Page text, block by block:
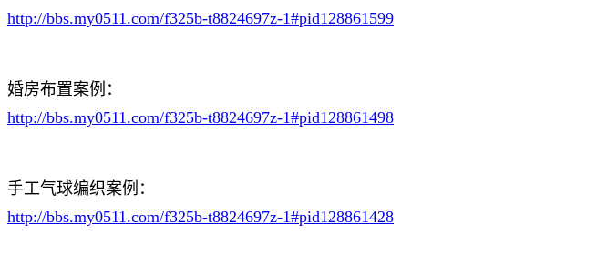
http://bbs.my0511.com/f325b-t8824697z-1#pid128861599
婚房布置案例：
http://bbs.my0511.com/f325b-t8824697z-1#pid128861498
手工气球编织案例：
http://bbs.my0511.com/f325b-t8824697z-1#pid128861428